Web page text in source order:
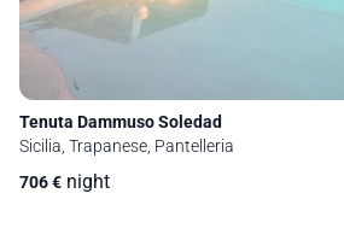
Tenuta Dammuso Soledad
Sicilia, Trapanese, Pantelleria
706€ night